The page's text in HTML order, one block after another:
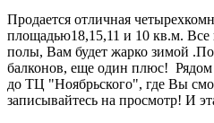
Продается отличная
площадью18,15,11 и 10 кв.м.
полы, Вам будет жарко зимой
балконов, еще один плюс! Рядом
до ТЦ "Ноябрьского", где Вы
записывайтесь на просмотр! И